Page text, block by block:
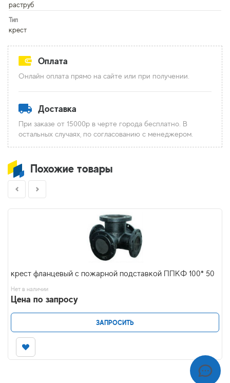
раструб
Тип
крест
Оплата
Онлайн оплата прямо на сайте или при получении.
Доставка
При заказе от 15000р в черте города бесплатно. В
остальных случаях, по согласованию с менеджером.
Похожие товары
крест фланцевый с пожарной подставкой ППКФ 100* 50
Нет в наличии
Цена по запросу
ЗАПРОСИТЬ